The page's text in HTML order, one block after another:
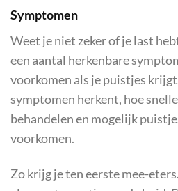
Symptomen
Weet je niet zeker of je last
een aantal herkenbare
voorkomen als je puistjes
symptomen herkent, hoe
behandelen en mogelijk
voorkomen.
Zo krijg je ten eerste mee-